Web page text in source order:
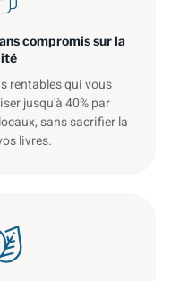
compromis sur la
rentables qui vous
jusqu'à 40% par
sans sacrifier la
livres.